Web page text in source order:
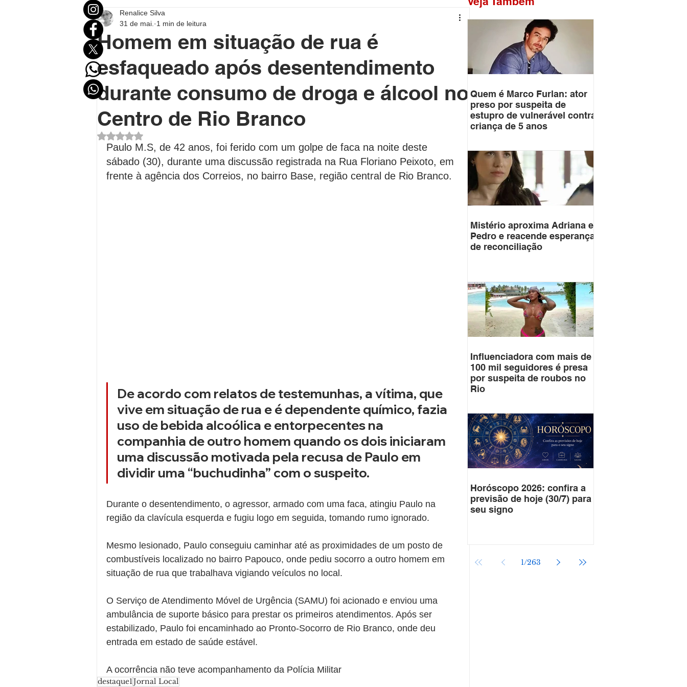
Mundo Eleições
Destaque Político Home
Política no Acre Política Brasil e Mundo DeolhonaPolítica CONSUMIDOR
Polícial
Homem em situação de rua é
esfaqueado após desentendimento
durante consumo de droga e álcool no
Centro de Rio Branco
Renalice Silva
31 de mai.
1 min de leitura
Avaliado com NaN de 5 estrelas.
Paulo M.S, de 42 anos, foi ferido com um golpe de faca na noite deste
sábado (30), durante uma discussão registrada na Rua Floriano Peixoto, em
frente à agência dos Correios, no bairro Base, região central de Rio Branco.
De acordo com relatos de testemunhas, a vítima, que
vive em situação de rua e é dependente químico, fazia
uso de bebida alcoólica e entorpecentes na
companhia de outro homem quando os dois iniciaram
uma discussão motivada pela recusa de Paulo em
dividir uma “buchudinha” com o suspeito.
Durante o desentendimento, o agressor, armado com uma faca, atingiu Paulo na
região da clavícula esquerda e fugiu logo em seguida, tomando rumo ignorado.
Mesmo lesionado, Paulo conseguiu caminhar até as proximidades de um posto de
combustíveis localizado no bairro Papouco, onde pediu socorro a outro homem em
situação de rua que trabalhava vigiando veículos no local.
O Serviço de Atendimento Móvel de Urgência (SAMU) foi acionado e enviou uma
ambulância de suporte básico para prestar os primeiros atendimentos. Após ser
estabilizado, Paulo foi encaminhado ao Pronto-Socorro de Rio Branco, onde deu
entrada em estado de saúde estável.
A ocorrência não teve acompanhamento da Polícia Militar
destaque1Jornal Local
Quem é Marco Furlan: ator
preso por suspeita de
estupro de vulnerável contra
criança de 5 anos
Mistério aproxima Adriana e
Pedro e reacende esperança
de reconciliação
Influenciadora com mais de
100 mil seguidores é presa
por suspeita de roubos no
Rio
Horóscopo 2026: confira a
previsão de hoje (30/7) para
seu signo
1/263